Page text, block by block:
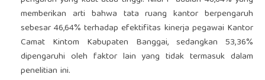
memberikan arti bahwa tata ruang kantor berpengaruh
sebesar 46,64% terhadap efektifitas kinerja pegawai Kantor
Camat Kintom Kabupaten Banggai, sedangkan 53,36%
dipengaruhi oleh faktor lain yang tidak termasuk dalam
penelitian ini.